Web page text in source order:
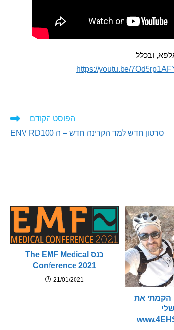
ובכלל
הפוסט הקודם
סרטון חדש למד הקרינה חדש – ה ENV RD100
כנס The EMF Medical
Conference 2021
21/01/2021
שנים הקמתי את